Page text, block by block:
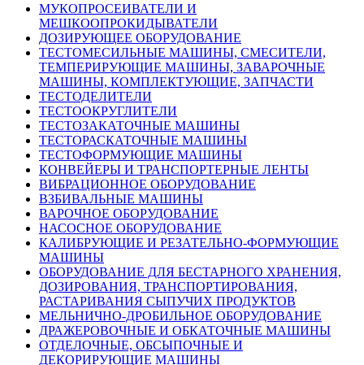
МУКОПРОСЕИВАТЕЛИ И
МЕШКООПРОКИДЫВАТЕЛИ
ДОЗИРУЮЩЕЕ ОБОРУДОВАНИЕ
ТЕСТОМЕСИЛЬНЫЕ МАШИНЫ, СМЕСИТЕЛИ,
ТЕМПЕРИРУЮЩИЕ МАШИНЫ, ЗАВАРОЧНЫЕ
МАШИНЫ, КОМПЛЕКТУЮЩИЕ, ЗАПЧАСТИ
ТЕСТОДЕЛИТЕЛИ
ТЕСТООКРУГЛИТЕЛИ
ТЕСТОЗАКАТОЧНЫЕ МАШИНЫ
ТЕСТОРАСКАТОЧНЫЕ МАШИНЫ
ТЕСТОФОРМУЮЩИЕ МАШИНЫ
КОНВЕЙЕРЫ И ТРАНСПОРТЕРНЫЕ ЛЕНТЫ
ВИБРАЦИОННОЕ ОБОРУДОВАНИЕ
ВЗБИВАЛЬНЫЕ МАШИНЫ
ВАРОЧНОЕ ОБОРУДОВАНИЕ
НАСОСНОЕ ОБОРУДОВАНИЕ
КАЛИБРУЮЩИЕ И РЕЗАТЕЛЬНО-ФОРМУЮЩИЕ
МАШИНЫ
ОБОРУДОВАНИЕ ДЛЯ БЕСТАРНОГО ХРАНЕНИЯ,
ДОЗИРОВАНИЯ, ТРАНСПОРТИРОВАНИЯ,
РАСТАРИВАНИЯ СЫПУЧИХ ПРОДУКТОВ
МЕЛЬНИЧНО-ДРОБИЛЬНОЕ ОБОРУДОВАНИЕ
ДРАЖЕРОВОЧНЫЕ И ОБКАТОЧНЫЕ МАШИНЫ
ОТДЕЛОЧНЫЕ, ОБСЫПОЧНЫЕ И
ДЕКОРИРУЮЩИЕ МАШИНЫ